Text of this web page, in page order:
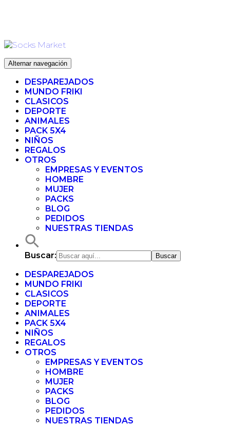
Alternar navegación
DESPAREJADOS
MUNDO FRIKI
CLASICOS
DEPORTE
ANIMALES
PACK 5X4
NIÑOS
REGALOS
OTROS
EMPRESAS Y EVENTOS
HOMBRE
MUJER
PACKS
BLOG
PEDIDOS
NUESTRAS TIENDAS
Buscar:
DESPAREJADOS
MUNDO FRIKI
CLASICOS
DEPORTE
ANIMALES
PACK 5X4
NIÑOS
REGALOS
OTROS
EMPRESAS Y EVENTOS
HOMBRE
MUJER
PACKS
BLOG
PEDIDOS
NUESTRAS TIENDAS